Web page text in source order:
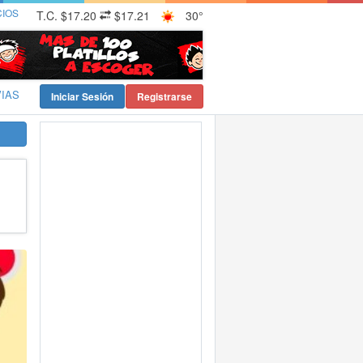
T.C. $17.20 $17.21 30°
Registrarse
Iniciar Sesión